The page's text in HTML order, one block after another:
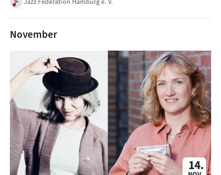
November
14